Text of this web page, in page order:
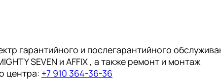
гарантийного и послегарантийного
SEVEN и AFFIX , а также ремонт и монтаж
центра: +7 910 364-36-36